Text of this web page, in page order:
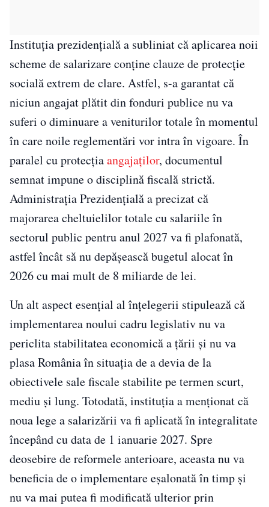
Instituția prezidențială a subliniat că aplicarea noii
scheme de salarizare conține clauze de protecție
socială extrem de clare. Astfel, s-a garantat că
niciun angajat plătit din fonduri publice nu va
suferi o diminuare a veniturilor totale în momentul
în care noile reglementări vor intra în vigoare. În
paralel cu protecțiaangajaților, documentul
semnat impune o disciplină fiscală strictă.
Administrația Prezidențială a precizat că
majorarea cheltuielilor totale cu salariile în
sectorul public pentru anul 2027 va fi plafonată,
astfel încât să nu depășească bugetul alocat în
2026 cu mai mult de 8 miliarde de lei.
Un alt aspect esențial al înțelegerii stipulează că
implementarea noului cadru legislativ nu va
periclita stabilitatea economică a țării și nu va
plasa România în situația de a devia de la
obiectivele sale fiscale stabilite pe termen scurt,
mediu și lung. Totodată, instituția a menționat că
noua lege a salarizării va fi aplicată în integralitate
începând cu data de 1 ianuarie 2027. Spre
deosebire de reformele anterioare, aceasta nu va
beneficia de o implementare eșalonată în timp și
nu va mai putea fi modificată ulterior prin